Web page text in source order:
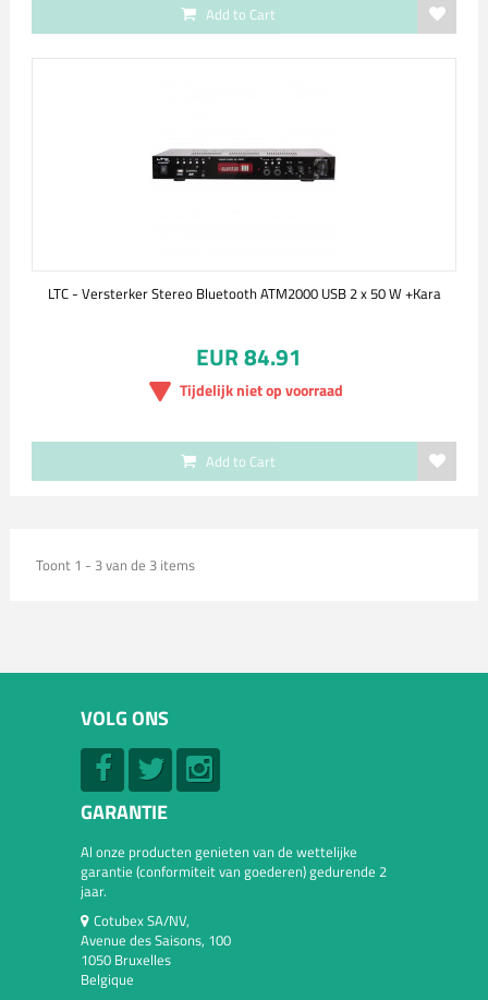
Add to Cart
LTC - Versterker Stereo Bluetooth ATM2000 USB 2 x 50 W +Kara
EUR 84.91
Tijdelijk niet op voorraad
Add to Cart
Toont 1 - 3 van de 3 items
VOLG ONS
GARANTIE
Al onze producten genieten van de wettelijke
garantie (conformiteit van goederen) gedurende 2
jaar.
Cotubex SA/NV,
Avenue des Saisons, 100
1050 Bruxelles
Belgique